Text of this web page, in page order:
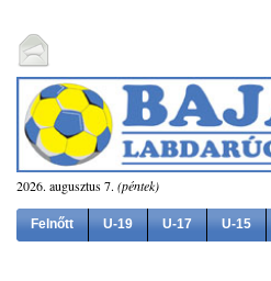
2026. augusztus 7. (péntek)
Felnőtt U-19 U-17 U-15